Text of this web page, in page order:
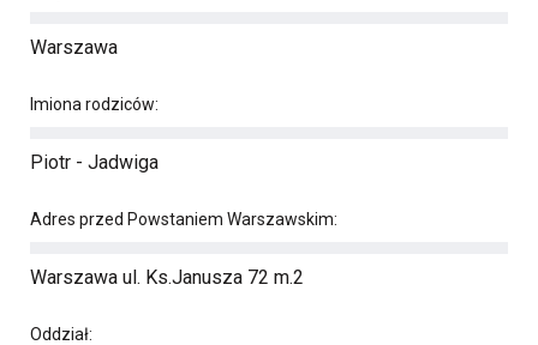
Warszawa
Imiona rodziców:
Piotr - Jadwiga
Adres przed Powstaniem Warszawskim:
Warszawa ul. Ks.Janusza 72 m.2
Oddział: